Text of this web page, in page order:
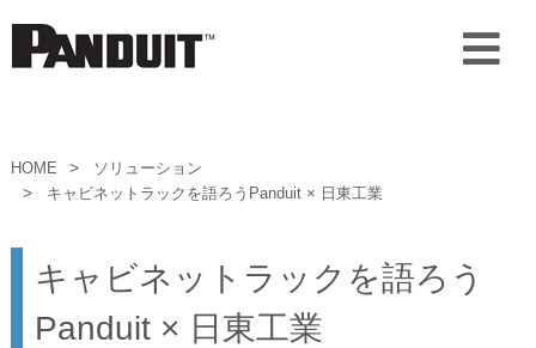
HOME
ソリューション
キャビネットラックを語ろうPanduit × 日東工業
キャビネットラックを語ろう
Panduit × 日東工業